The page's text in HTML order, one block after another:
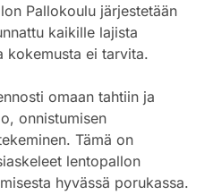
Pallokoulu järjestetään
kaikille lajista
kokemusta ei tarvita.
omaan tahtiin ja
onnistumisen
Tämä on
lentopallon
hyvässä porukassa.